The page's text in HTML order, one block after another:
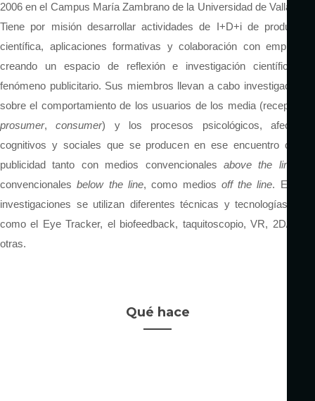
2006 en el Campus María Zambrano de la Universidad de Valladolid.
Tiene por misión desarrollar actividades de I+D+i de producción
científica, aplicaciones formativas y colaboración con empresas,
creando un espacio de reflexión e investigación científica del
fenómeno publicitario. Sus miembros llevan a cabo investigaciones
sobre el comportamiento de los usuarios de los media (receptores,
prosumer,consumer) y los procesos psicológicos, afectivos,
cognitivos y sociales que se producen en ese encuentro con la
publicidad tanto con medios convencionales above the line
convencionalesbelow the line, como medios off the line. En sus
investigaciones se utilizan diferentes técnicas y tecnologías tales
como el Eye Tracker, el biofeedback, taquitoscopio, VR, 2D/3D, y
otras.
Qué hace